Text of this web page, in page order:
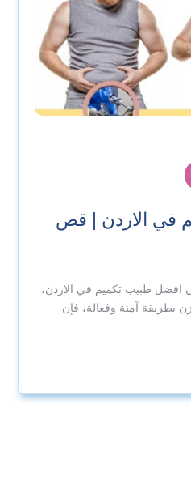
في الاردن | قص
افضل طبيب تكميم في الاردن،
بطريقة آمنة وفعالة، فإن